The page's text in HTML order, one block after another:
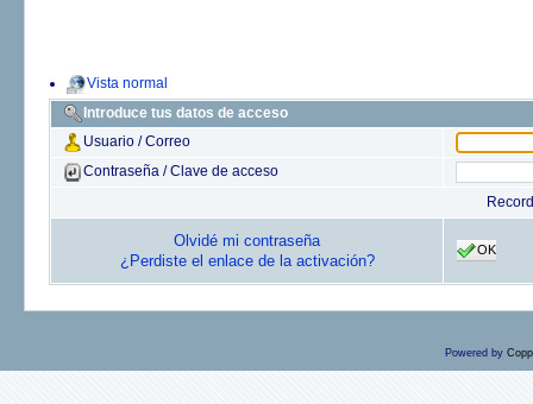
Vista normal
Introduce tus datos de acceso
Usuario / Correo
Contraseña / Clave de acceso
Olvidé mi contraseña
¿Perdiste el enlace de la activación?
OK
Powered by